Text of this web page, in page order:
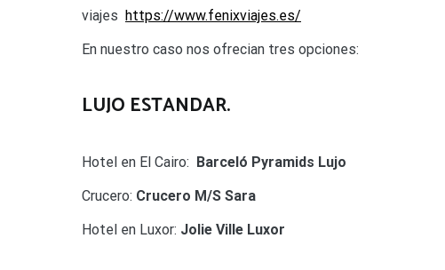
viajes https://www.fenixviajes.es/
En nuestro caso nos ofrecian tres opciones:
LUJO ESTANDAR.
Hotel en El Cairo:
Barceló Pyramids Lujo
Crucero: Crucero M/S Sara
Hotel en Luxor: Jolie Ville Luxor